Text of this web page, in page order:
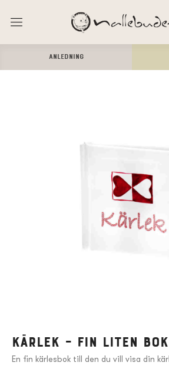
ANLEDNING
Kärlek – fin liten bok
En fin kärlesbok till den du vill visa din